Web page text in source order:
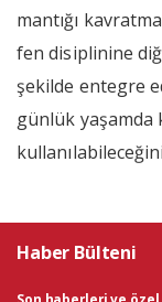
mantığı
fen disiplinine
şekilde entegre
günlük yaşamda
Haber Bülteni